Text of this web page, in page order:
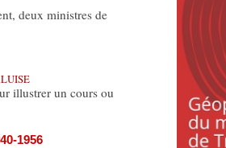
deux ministres de
illustrer un cours ou
1956